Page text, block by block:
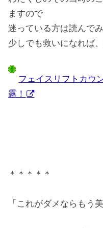
ますので
迷っている方は読んで
少しでも救いになれば
フェイスリフトカウ
露！
＊＊＊＊＊
「これがダメならもう